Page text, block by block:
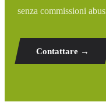
senza commissioni
Contattare →